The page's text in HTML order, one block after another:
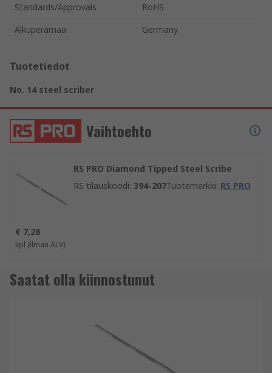
Standards/Approvals
RoHS
Alkuperämaa
Germany
Tuotetiedot
No. 14 steel scriber
Vaihtoehto
RS PRO Diamond Tipped Steel Scribe
RS tilauskoodi: 394-207Tuotemerkki: RS PRO
€ 7,28
kpl (ilman ALV)
Saatat olla kiinnostunut